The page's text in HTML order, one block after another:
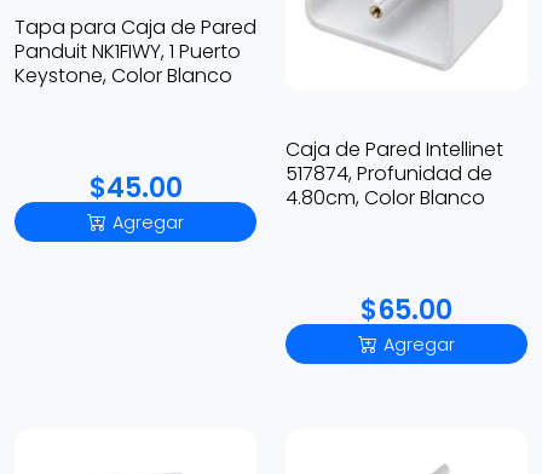
Tapa para Caja de Pared
Panduit NK1FIWY, 1 Puerto
Keystone, Color Blanco
$45.00
Agregar
Caja de Pared Intellinet
517874, Profunidad de
4.80cm, Color Blanco
$65.00
Agregar